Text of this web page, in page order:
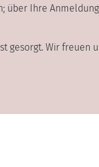
über Ihre
gesorgt. Wir freuen